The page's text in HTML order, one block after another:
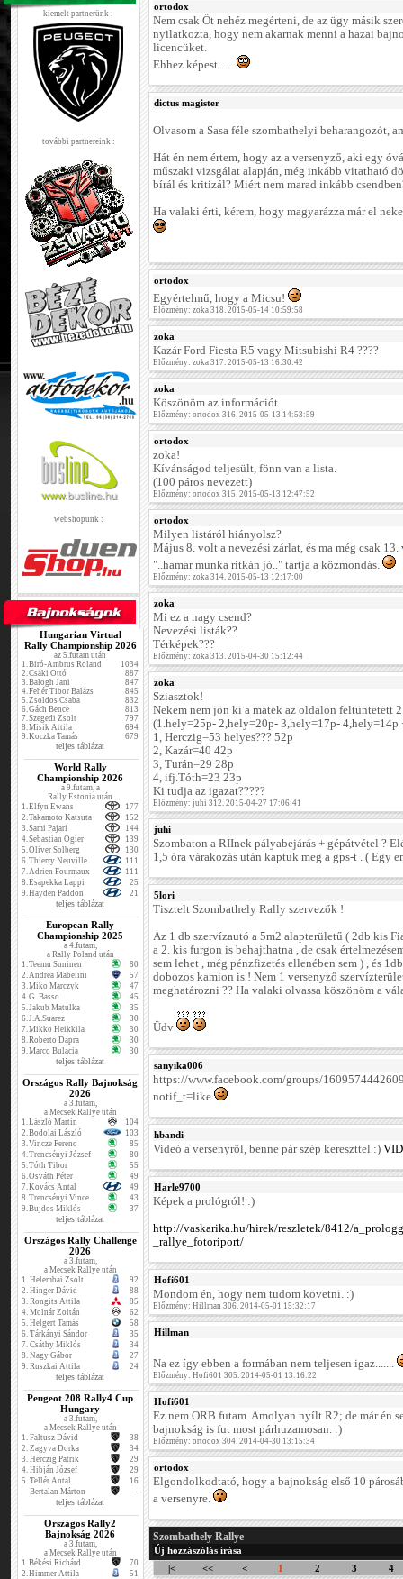
kiemelt partnerünk :
további partnereink :
webshopunk :
Hungarian Virtual
Rally Championship 2026
az 5.futam után
1.Biró-Ambrus Roland
1034
2.Csáki Ottó
887
3.Balogh Jani
847
4.Fehér Tibor Balázs
845
5.Zsoldos Csaba
832
6.Gách Bence
813
7.Szegedi Zsolt
797
8.Misik Attila
694
9.Koczka Tamás 679
teljes táblázat
World Rally
Championship 2026
a 9.futam, a
Rally Estonia után
1.Elfyn Ewans
177
2.Takamoto Katsuta
152
3.Sami Pajari
144
4.Sebastian Ogier
139
5.Oliver Solberg
130
6.Thierry Neuville
111
7.Adrien Fourmaux
111
8.Esapekka Lappi
25
9.Hayden Paddon 21
teljes táblázat
European Rally
Championship 2025
a 4.futam,
a Rally Poland után
1.Teemu Suninen
80
2.Andrea Mabelini
57
3.Miko Marczyk
47
4.G. Basso
45
5.Jakub Matulka
35
6.J.A.Suarez
30
7.Mikko Heikkila
30
8.Roberto Dapra
30
9.Marco Bulacia 30
teljes táblázat
Országos Rally Bajnokság
2026
a 3.futam,
a Mecsek Rallye után
1.László Martin
104
2.Bodolai László
103
3.Vincze Ferenc
85
4.Trencsényi József
80
5.Tóth Tibor
55
6.Osváth Péter
49
7.Kovács Antal
49
8.Trencsényi Vince
43
9.Bujdos Miklós 37
teljes táblázat
Országos Rally Challenge
2026
a 3.futam,
a Mecsek Rallye után
1. Helembai Zsolt
92
2. Hinger Dávid
88
3. Rongits Attila
85
4. Molnár Zoltán
62
5. Helgert Tamás
58
6. Tárkányi Sándor
35
7. Csáthy Miklós
34
8. Nagy Gábor
27
9. Ruszkai Attila 24
teljes táblázat
Peugeot 208 Rally4 Cup
Hungary
a 3.futam,
a Mecsek Rallye után
1. Faltusz Dávid
38
2. Zagyva Dorka
34
3. Herczig Patrik
29
4. Hibján József
29
5. Tellér Antal
16
Bertalan Márton
-
teljes táblázat
Országos Rally2
Bajnokság 2026
a 3.futam,
a Mecsek Rallye után
1.Békési Richárd
70
2.Himmer Attila
51
ortodox
Nem csak Őt nehéz megérteni, de az ügy másik
nyilatkozta, hogy nem akarnak menni a hazai
licencüket.
Ehhez képest......
dictus magister
Olvasom a Sasa féle szombathelyi beharangozót,
Hát én nem értem, hogy az a versenyző, aki egy
műszaki vizsgálat alapján, még inkább vitatható
bírál és kritizál? Miért nem marad inkább
Ha valaki érti, kérem, hogy magyarázza már el
ortodox
Egyértelmű, hogy a Micsu!
Előzmény: zoka 318. 2015-05-14 10:59:58
zoka
Kazár Ford Fiesta R5 vagy Mitsubishi R4 ????
Előzmény: zoka 317. 2015-05-13 16:30:42
zoka
Köszönöm az információt.
Előzmény: ortodox 316. 2015-05-13 14:53:59
ortodox
zoka!
Kívánságod teljesült, fönn van a lista.
(100 páros nevezett)
Előzmény: ortodox 315. 2015-05-13 12:47:52
ortodox
Milyen listáról hiányolsz?
Május 8. volt a nevezési zárlat, és ma még csak 13.
"..hamar munka ritkán jó.." tartja a közmondás.
Előzmény: zoka 314. 2015-05-13 12:17:00
zoka
Mi ez a nagy csend?
Nevezési listák??
Térképek???
Előzmény: zoka 313. 2015-04-30 15:12:44
zoka
Sziasztok!
Nekem nem jön ki a matek az oldalon feltüntetett
(1.hely=25p- 2,hely=20p- 3,hely=17p- 4,hely=14p
1, Herczig=53 helyes??? 52p
2, Kazár=40 42p
3, Turán=29 28p
4, ifj.Tóth=23 23p
Ki tudja az igazat?????
Előzmény: juhi 312. 2015-04-27 17:06:41
juhi
Szombaton a RIInek pályabejárás + gépátvétel ?
1,5 óra várakozás után kaptuk meg a gps-t . ( Egy
5lori
Tisztelt Szombathely Rally szervezők !
Az 1 db szervízautó a 5m2 alapterületű ( 2db kis
a 2. kis furgon is behajthatna , de csak
sem lehet , még pénzfizetés ellenében sem ) , és
dobozos kamion is ! Nem 1 versenyző
meghatározni ?? Ha valaki olvassa köszönöm a
Üdv
sanyika006
https://www.facebook.com/groups/
notif_t=like
hbandi
Videó a versenyről, benne pár szép kereszttel :)
Harle9700
Képek a prológról! :)
http://vaskarika.hu/hirek/reszletek/8412/
_rallye_fotoriport/
Hofi601
Mondom én, hogy nem tudom követni. :)
Előzmény: Hillman 306. 2014-05-01 15:32:17
Hillman
Na ez így ebben a formában nem teljesen igaz.......
Előzmény: Hofi601 305. 2014-05-01 13:16:22
Hofi601
Ez nem ORB futam. Amolyan nyílt R2; de már én
bajnokság is fut most párhuzamosan. :)
Előzmény: ortodox 304. 2014-04-30 13:15:34
ortodox
Elgondolkodtató, hogy a bajnokság első 10
a versenyre.
Szombathely Rallye
Új hozzászólás írása
|<
<< < 1 2 3 4